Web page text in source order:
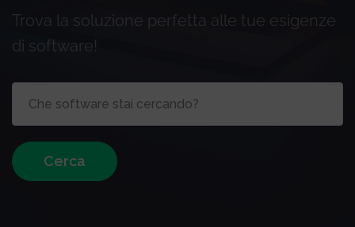
Trova la soluzione perfetta alle tue esigenze
di software!
Cerca